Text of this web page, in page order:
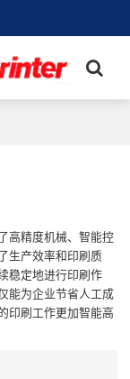
高精度机械、智能控
生产效率和印刷质
稳定地进行印刷作
能为企业节省人工成
印刷工作更加智能高